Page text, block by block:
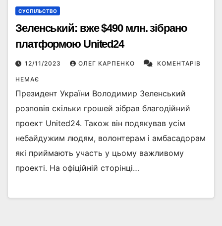
СУСПІЛЬСТВО
Зеленський: вже $490 млн. зібрано
платформою United24
12/11/2023 ОЛЕГ КАРПЕНКО КОМЕНТАРІВ
НЕМАЄ
Президент України Володимир Зеленський
розповів скільки грошей зібрав благодійний
проект United24. Також він подякував усім
небайдужим людям, волонтерам і амбасадорам
які приймають участь у цьому важливому
проекті. На офіційній сторінці…